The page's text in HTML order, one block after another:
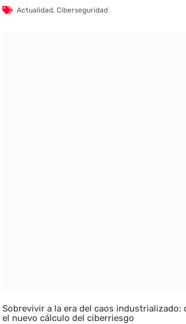
Actualidad,Ciberseguridad
Sobrevivir a la era del caos industrializado:
el nuevo cálculo del ciberriesgo